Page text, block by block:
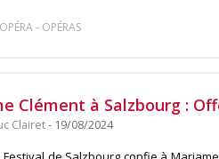
OPÉRA- OPÉRAS
Clément à Salzbourg :
Clairet- 19/08/2024